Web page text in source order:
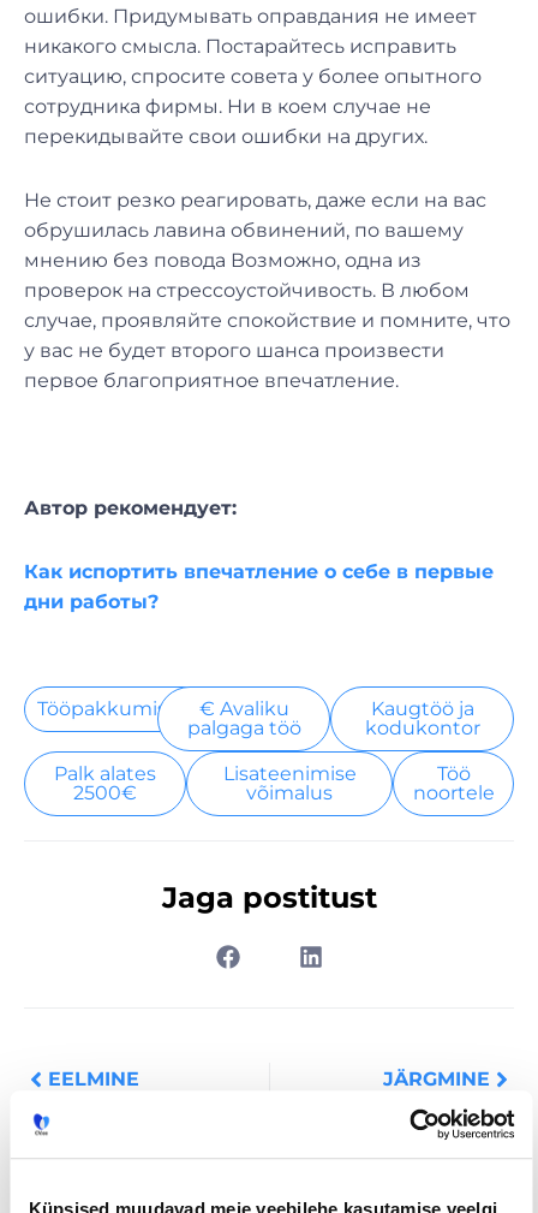
Küpsised muudavad meie veebilehe kasutamise veelgi
ошибки. Придумывать оправдания не имеет
никакого смысла. Постарайтесь исправить
ситуацию, спросите совета у более опытного
сотрудника фирмы. Ни в коем случае не
перекидывайте свои ошибки на других.
Не стоит резко реагировать, даже если на вас
обрушилась лавина обвинений, по вашему
мнению без повода Возможно, одна из
проверок на стрессоустойчивость. В любом
случае, проявляйте спокойствие и помните, что
у вас не будет второго шанса произвести
первое благоприятное впечатление.
Автор рекомендует:
Как испортить впечатление о себе в первые
дни работы?
Tööpakkumised
€ Avaliku
palgaga töö
Kaugtöö ja
kodukontor
Palk alates
2500€
Lisateenimise
võimalus
Töö
noortele
Jaga postitust
EELMINE JÄRGMINE